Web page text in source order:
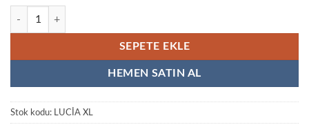
Ofis Toplantı Kabini 4 Kişilik adet
SEPETE EKLE
HEMEN SATIN AL
Stok kodu: LUCİA XL